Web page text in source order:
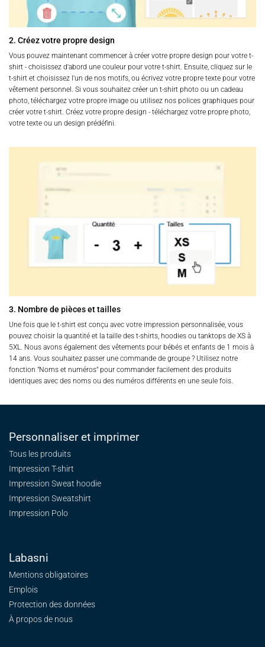
2. Créez votre propre design
Vous pouvez maintenant commencer à créer votre propre design pour votre t-
shirt - choisissez d'abord une couleur pour votre t-shirt. Ensuite, cliquez sur le
t-shirt et choisissez l'un de nos motifs, ou écrivez votre propre texte pour votre
vêtement personnel. Si vous souhaitez créer un t-shirt photo ou un cadeau
photo, téléchargez votre propre image ou utilisez nos polices graphiques pour
créer votre t-shirt. Créez votre propre design - téléchargez votre propre photo,
votre texte ou un design prédéfini.
3. Nombre de pièces et tailles
Une fois que le t-shirt est conçu avec votre impression personnalisée, vous
pouvez choisir la quantité et la taille des t-shirts, hoodies ou tanktops de XS à
5XL. Nous avons également des vêtements pour bébés et enfants de 1 mois à
14 ans. Vous souhaitez passer une commande de groupe ? Utilisez notre
fonction "Noms et numéros" pour commander facilement des produits
identiques avec des noms ou des numéros différents en une seule fois.
Personnaliser et imprimer
Tous les produits
Impression T-shirt
Impression Sweat hoodie
Impression Sweatshirt
Impression Polo
Labasni
Mentions obligatoires
Emplois
Protection des données
À propos de nous